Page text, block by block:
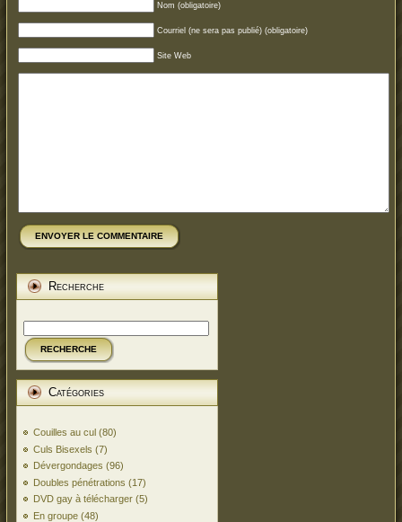
Nom (obligatoire)
Courriel (ne sera pas publié) (obligatoire)
Site Web
ENVOYER LE COMMENTAIRE
Recherche
RECHERCHE
Catégories
Couilles au cul (80)
Culs Bisexels (7)
Dévergondages (96)
Doubles pénétrations (17)
DVD gay à télécharger (5)
En groupe (48)